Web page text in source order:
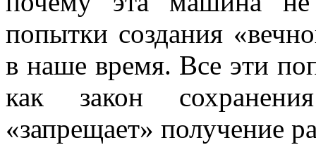
попытки создания
в наше время. Все эти
как закон
«запрещает» получение